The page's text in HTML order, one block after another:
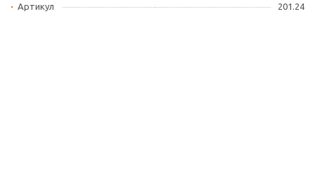
Артикул
201.24